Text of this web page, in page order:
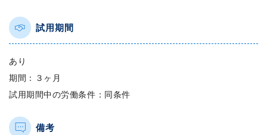
試用期間
あり
期間：３ヶ月
試用期間中の労働条件：同条件
備考